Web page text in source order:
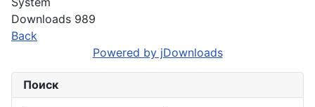
Downloads 989
Back
Powered by jDownloads
Поиск